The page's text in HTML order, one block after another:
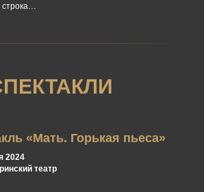
строка…
«Мать. Горькая пьеса»
2024
театр